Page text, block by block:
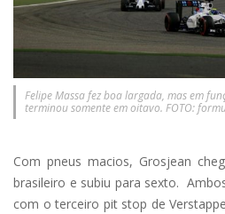
Felipe Massa fez boa largada, mas em
terminou somente em oitavo. FOTO:
Com pneus macios, Grosjean
brasileiro e subiu para sexto.
com o terceiro pit stop de